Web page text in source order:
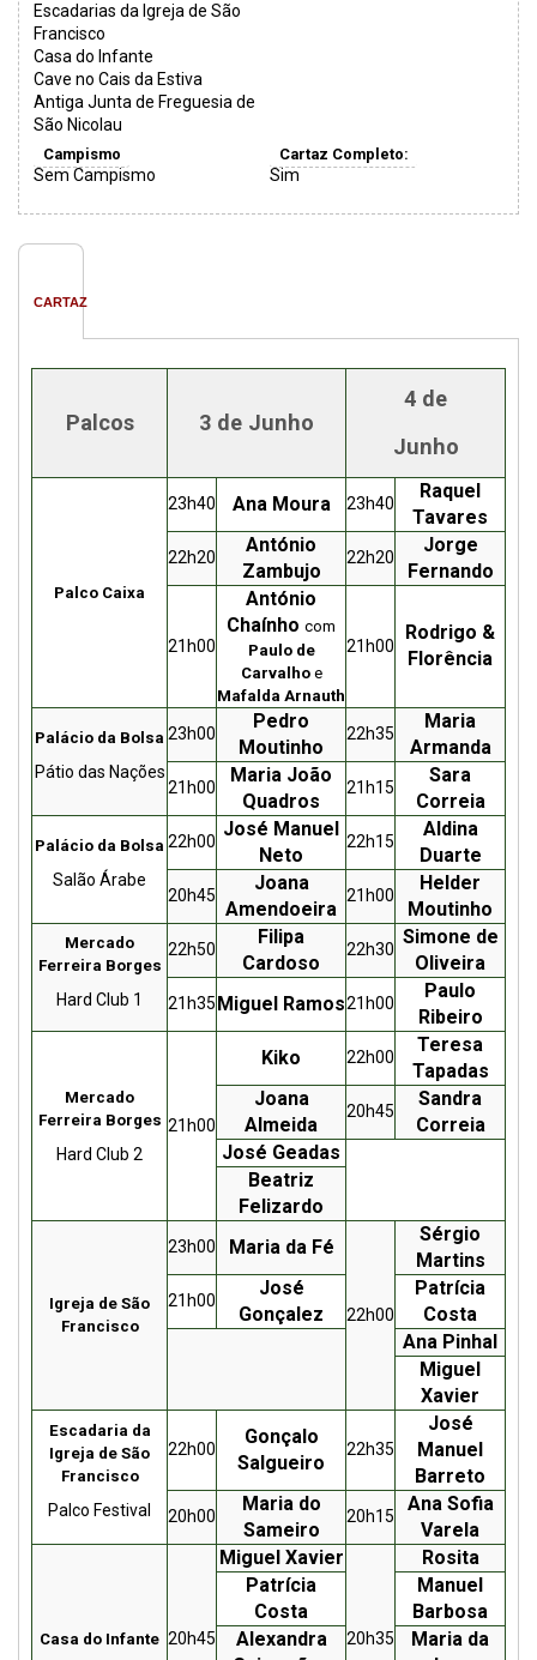
Escadarias da Igreja de São
Francisco
Casa do Infante
Cave no Cais da Estiva
Antiga Junta de Freguesia de
São Nicolau
Campismo
Sem Campismo
Cartaz Completo:
Sim
CARTAZ
Palcos 3 de Junho
4 de
Junho
Palco Caixa
23h40 Ana Moura 23h40
Raquel
Tavares
22h20
António
Zambujo
22h20
Jorge
Fernando
21h00
António
Chaínho com
Paulo de
Carvalho e
Mafalda Arnauth
21h00
Rodrigo &
Florência
Palácio da Bolsa
Pátio das Nações
23h00
Pedro
Moutinho
22h35
Maria
Armanda
21h00
Maria João
Quadros
21h15
Sara
Correia
Palácio da Bolsa
Salão Árabe
22h00
José Manuel
Neto
22h15
Aldina
Duarte
20h45
Joana
Amendoeira
21h00
Helder
Moutinho
Mercado
Ferreira Borges
Hard Club 1
22h50
Filipa
Cardoso
22h30
Simone de
Oliveira
21h35 Miguel Ramos21h00
Paulo
Ribeiro
Mercado
Ferreira Borges
Hard Club 2
21h00
Kiko 22h00
Teresa
Tapadas
Joana
Almeida
20h45
Sandra
Correia
José Geadas
Beatriz
Felizardo
Igreja de São
Francisco
23h00 Maria da Fé
22h00
Sérgio
Martins
21h00
José
Gonçalez
Patrícia
Costa
Ana Pinhal
Miguel
Xavier
Escadaria da
Igreja de São
Francisco
Palco Festival
22h00
Gonçalo
Salgueiro
22h35
José
Manuel
Barreto
20h00
Maria do
Sameiro
20h15
Ana Sofia
Varela
Casa do Infante 20h45
Miguel Xavier
20h35
Rosita
Patrícia
Costa
Manuel
Barbosa
Alexandra
Maria da